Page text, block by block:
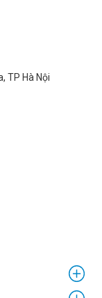
TP Hà Nội